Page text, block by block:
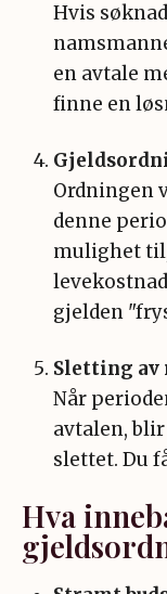
Hvis
en avtale
finne en
Ordningen
denne
mulighet
gjelden
Sletting av
Når
avtalen,
slettet. Du
Hva